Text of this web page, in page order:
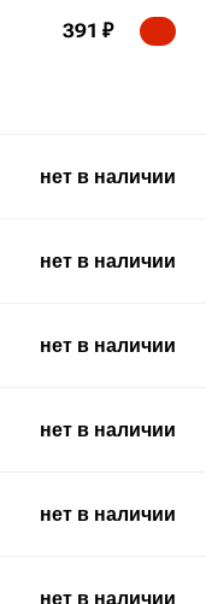
391 ₽
нет в наличии
нет в наличии
нет в наличии
нет в наличии
нет в наличии
нет в наличии